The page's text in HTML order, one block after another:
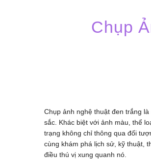
Chụp
Chụp ảnh nghệ thuật đen trắng
sắc. Khác biệt với ảnh màu, thể
trạng không chỉ thông qua đối
cùng khám phá lịch sử, kỹ thuật,
điều thú vị xung quanh nó.